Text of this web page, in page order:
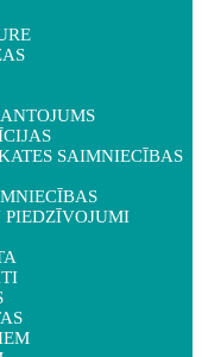
SAIMNIECĪBAS
PIEDZĪVOJUMI